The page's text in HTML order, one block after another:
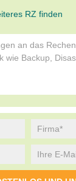
RZ finden